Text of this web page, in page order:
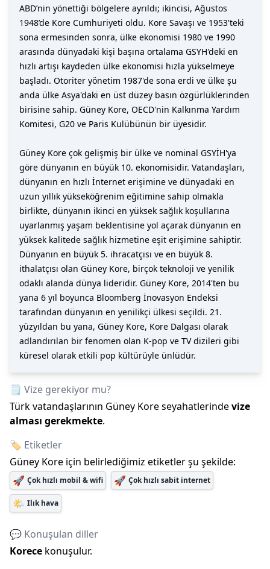
ABD’nin yönettiği bölgelere ayrıldı; ikincisi, Ağustos
1948’de Kore Cumhuriyeti oldu. Kore Savaşı ve 1953'teki
sona ermesinden sonra, ülke ekonomisi 1980 ve 1990
arasında dünyadaki kişi başına ortalama GSYH'deki en
hızlı artışı kaydeden ülke ekonomisi hızla yükselmeye
başladı. Otoriter yönetim 1987'de sona erdi ve ülke şu
anda ülke Asya'daki en üst düzey basın özgürlüklerinden
birisine sahip. Güney Kore, OECD'nin Kalkınma Yardım
Komitesi, G20 ve Paris Kulübünün bir üyesidir.
Güney Kore çok gelişmiş bir ülke ve nominal GSYİH'ya
göre dünyanın en büyük 10. ekonomisidir. Vatandaşları,
dünyanın en hızlı İnternet erişimine ve dünyadaki en
uzun yıllık yükseköğrenim eğitimine sahip olmakla
birlikte, dünyanın ikinci en yüksek sağlık koşullarına
uyarlanmış yaşam beklentisine yol açarak dünyanın en
yüksek kalitede sağlık hizmetine eşit erişimine sahiptir.
Dünyanın en büyük 5. ihracatçısı ve en büyük 8.
ithalatçısı olan Güney Kore, birçok teknoloji ve yenilik
odaklı alanda dünya lideridir. Güney Kore, 2014'ten bu
yana 6 yıl boyunca Bloomberg İnovasyon Endeksi
tarafından dünyanın en yenilikçi ülkesi seçildi. 21.
yüzyıldan bu yana, Güney Kore, Kore Dalgası olarak
adlandırılan bir fenomen olan K-pop ve TV dizileri gibi
küresel olarak etkili pop kültürüyle ünlüdür.
🗒️ Vize gerekiyor mu?
Türk vatandaşlarının Güney Koreseyahatlerindevize
alması gerekmekte.
🏷️ Etiketler
Güney Kore için belirlediğimiz etiketler şu şekilde:
🚀 Çok hızlı mobil & wifi 🚀 Çok hızlı sabit internet
🌤️ Ilık hava
💬 Konuşulan diller
Korece konuşulur.